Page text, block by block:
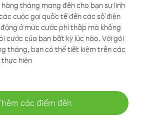
tháng mang đến cho bạn sự linh
cuộc gọi quốc tế đến các số điện
ở mức cước phí thấp mà không
cước của bạn bất kỳ lúc nào. Với gói
tháng, bạn có thể tiết kiệm trên các
hiện
các điểm đến